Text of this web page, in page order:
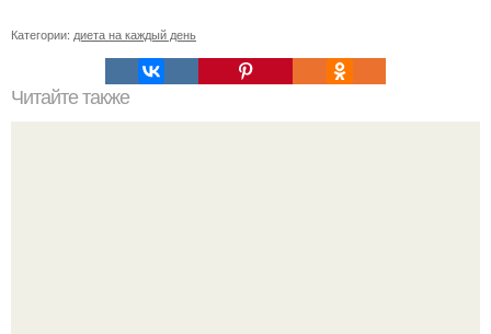
Категории: диета на каждый день
Читайте также